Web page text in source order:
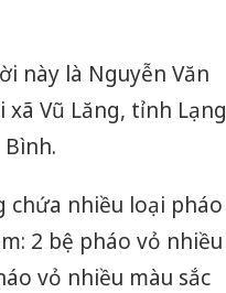
này là Nguyễn Văn
Vũ Lăng, tỉnh Lạng
chứa nhiều loại pháo
2 bệ pháo vỏ nhiều
vỏ nhiều màu sắc